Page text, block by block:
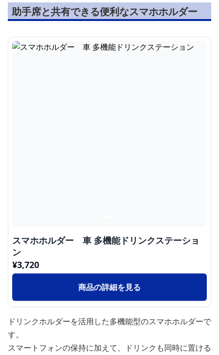
助手席と共有できる便利なスマホホルダー
スマホホルダー 車 多機能ドリンクステーショ
ン
¥3,720
商品の詳細を見る
ドリンクホルダーを活用した多機能型のスマホホルダーで
す。
スマートフォンの保持に加えて、ドリンクも同時に置ける